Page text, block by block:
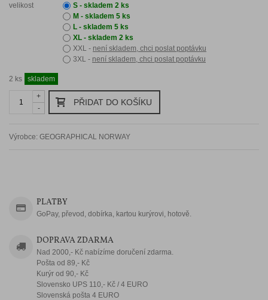
velikost S - skladem 2 ks
M - skladem 5 ks
L - skladem 5 ks
XL - skladem 2 ks
XXL - není skladem, chci poslat poptávku
3XL - není skladem, chci poslat poptávku
2 ks skladem
-
+
PŘIDAT DO KOŠÍKU
Výrobce: GEOGRAPHICAL NORWAY
PLATBY
GoPay, převod, dobírka, kartou kurýrovi, hotově.
DOPRAVA ZDARMA
Nad 2000,- Kč nabízíme doručení zdarma.
Pošta od 89,- Kč
Kurýr od 90,- Kč
Slovensko UPS 110,- Kč / 4 EURO
Slovenská pošta 4 EURO